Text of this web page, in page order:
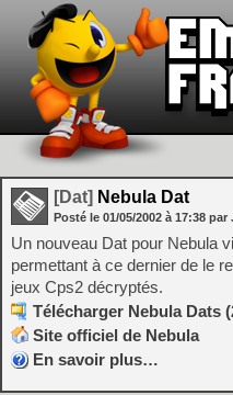
[Dat] Nebula Dat
Posté le 01/05/2002 à 17:38 par
Un nouveau Dat pour Nebula
permettant à ce dernier de le
jeux Cps2 décryptés.
Télécharger Nebula Dats
Site officiel de Nebula
En savoir plus…